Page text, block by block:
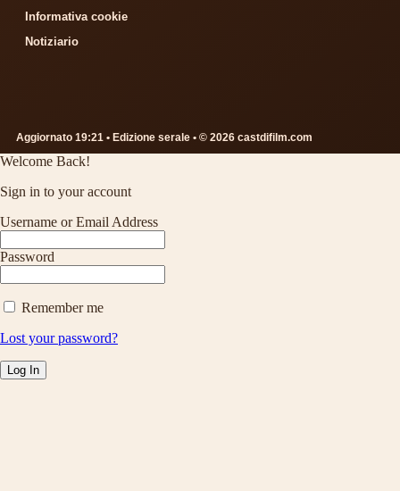
Informativa cookie
Notiziario
Aggiornato 19:21 • Edizione serale • © 2026 castdifilm.com
Welcome Back!
Sign in to your account
Username or Email Address
Password
Remember me
Lost your password?